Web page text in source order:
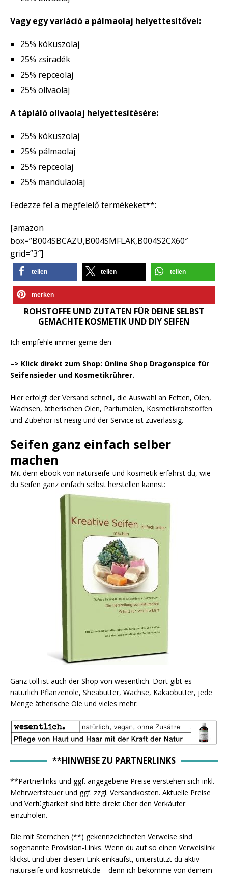
Vagy egy variáció a pálmaolaj helyettesítővel:
25% kókuszolaj
25% zsiradék
25% repceolaj
25% olívaolaj
A tápláló olívaolaj helyettesítésére:
25% kókuszolaj
25% pálmaolaj
25% repceolaj
25% mandulaolaj
Fedezze fel a megfelelő termékeket**:
[amazon
box=”B004SBCAZU,B004SMFLAK,B004S2CX60″
grid=”3″]
teilen teilen teilen
merken
ROHSTOFFE UND ZUTATEN FÜR DEINE SELBST
GEMACHTE KOSMETIK UND DIY SEIFEN
Ich empfehle immer gerne den
–> Klick direkt zum Shop: Online Shop Dragonspice für
Seifensieder und Kosmetikrührer.
Hier erfolgt der Versand schnell, die Auswahl an Fetten, Ölen,
Wachsen, ätherischen Ölen, Parfumölen, Kosmetikrohstoffen
und Zubehör ist riesig und der Service ist zuverlässig.
Seifen ganz einfach selber
machen
Mit dem ebook von naturseife-und-kosmetik erfährst du, wie
du Seifen ganz einfach selbst herstellen kannst:
Ganz toll ist auch der Shop von wesentlich. Dort gibt es
natürlich Pflanzenöle, Sheabutter, Wachse, Kakaobutter, jede
Menge ätherische Öle und vieles mehr:
**HINWEISE ZU PARTNERLINKS
**Partnerlinks und ggf. angegebene Preise verstehen sich inkl.
Mehrwertsteuer und ggf. zzgl. Versandkosten. Aktuelle Preise
und Verfügbarkeit sind bitte direkt über den Verkäufer
einzuholen.
Die mit Sternchen (**) gekennzeichneten Verweise sind
sogenannte Provision-Links. Wenn du auf so einen Verweislink
klickst und über diesen Link einkaufst, unterstützt du aktiv
naturseife-und-kosmetik.de – denn ich bekomme von deinem